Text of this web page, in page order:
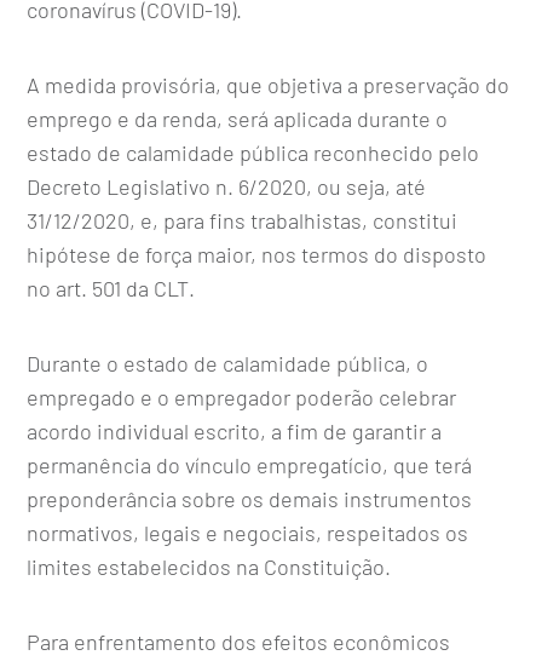
coronavírus (COVID-19).
A medida provisória, que objetiva a preservação do
emprego e da renda, será aplicada durante o
estado de calamidade pública reconhecido pelo
Decreto Legislativo n. 6/2020, ou seja, até
31/12/2020, e, para fins trabalhistas, constitui
hipótese de força maior, nos termos do disposto
no art. 501 da CLT.
Durante o estado de calamidade pública, o
empregado e o empregador poderão celebrar
acordo individual escrito, a fim de garantir a
permanência do vínculo empregatício, que terá
preponderância sobre os demais instrumentos
normativos, legais e negociais, respeitados os
limites estabelecidos na Constituição.
Para enfrentamento dos efeitos econômicos